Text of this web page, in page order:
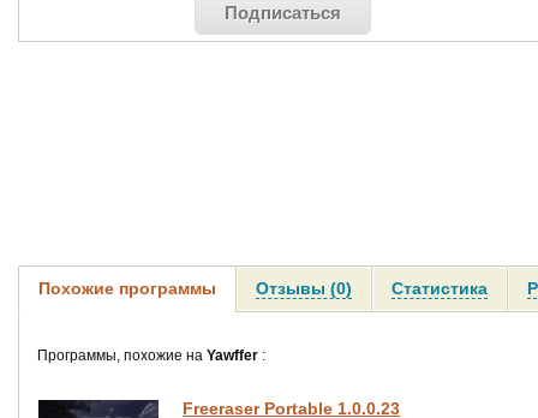
Подписаться
Похожие программы Отзывы (0) Статистика
Программы, похожие на Yawffer :
Freeraser Portable 1.0.0.23